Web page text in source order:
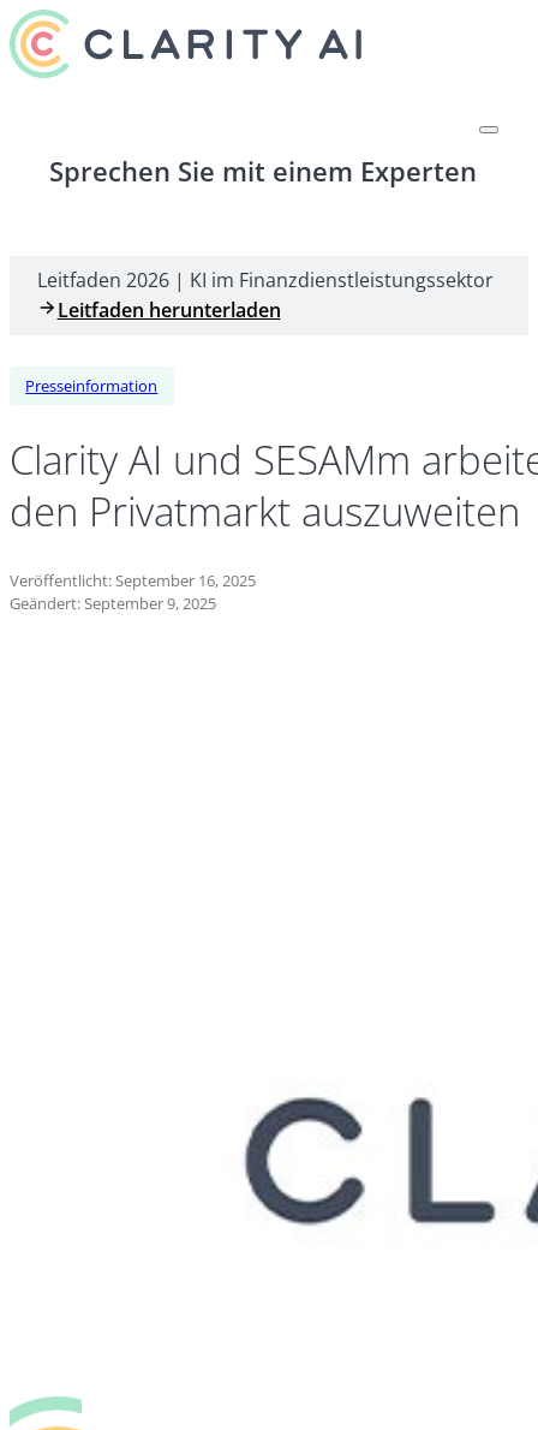
Sprechen Sie mit einem Experten
Leitfaden 2026 | KI im Finanzdienstleistungssektor
Leitfaden herunterladen
Presseinformation
Clarity AI und SESAMm
den Privatmarkt auszuweiten
Veröffentlicht: September 16, 2025
Geändert: September 9, 2025